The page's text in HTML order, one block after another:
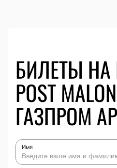
БИЛЕТЫ НА
POST
ГАЗПРОМ
Имя